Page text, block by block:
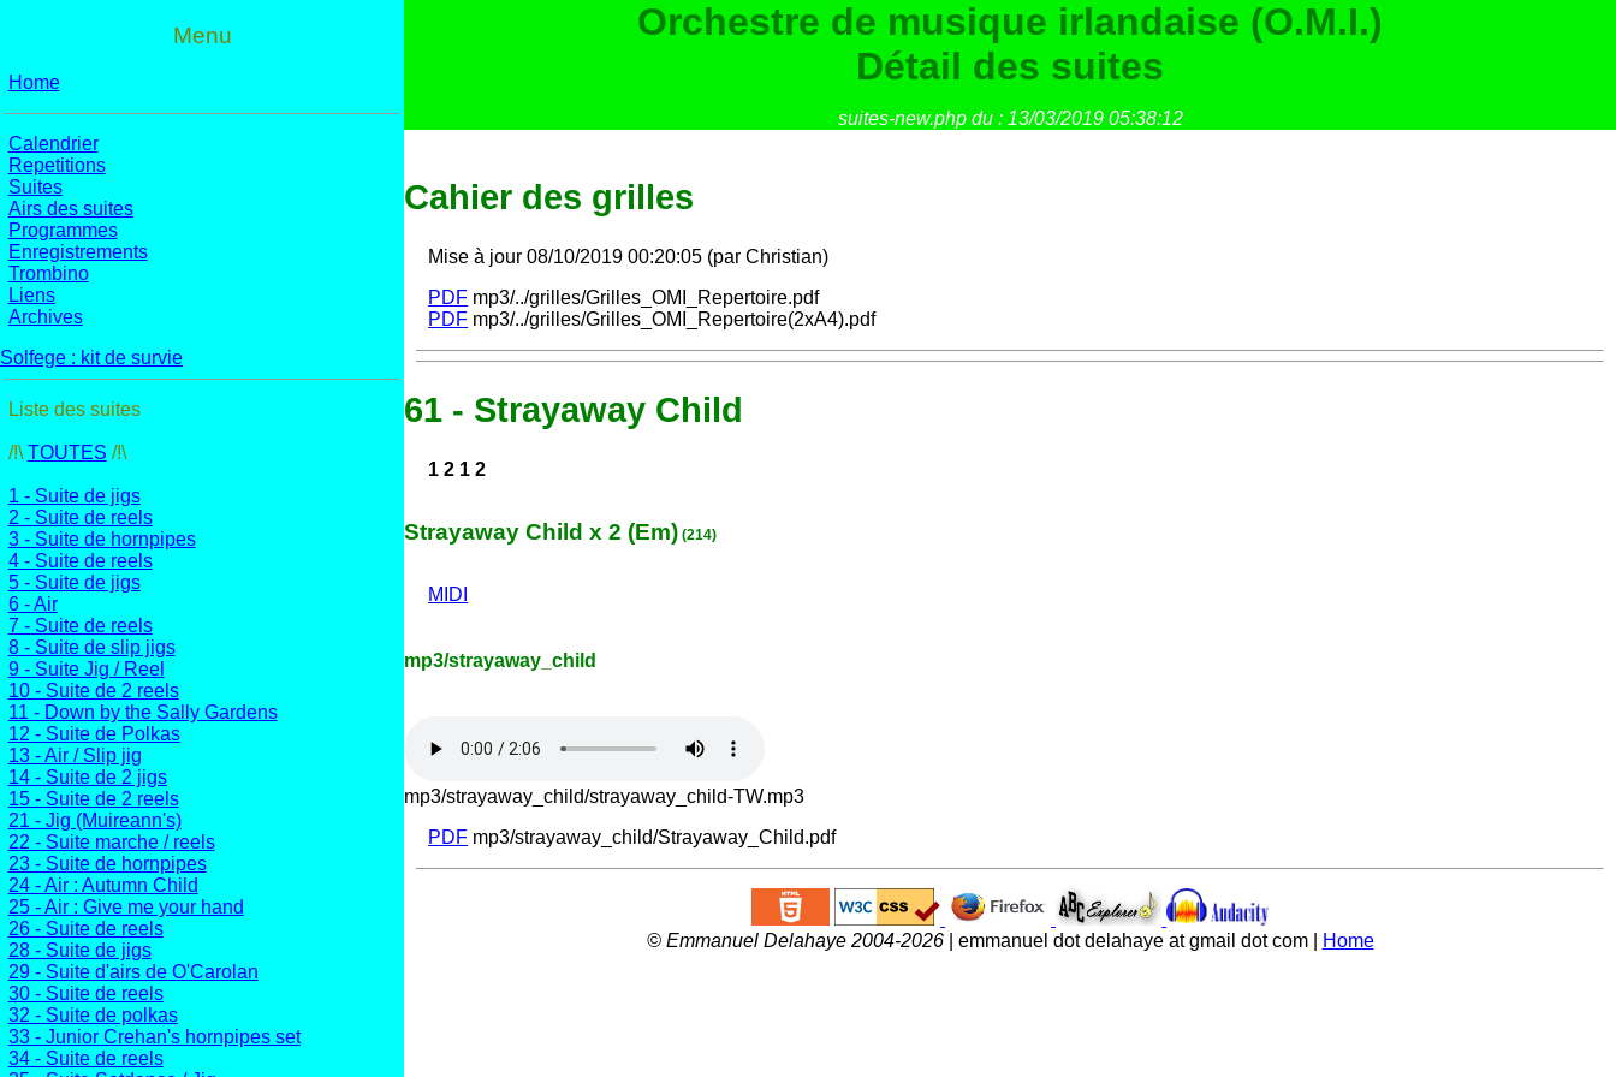
Orchestre de musique irlandaise (O.M.I.)
Détail des suites
suites-new.php du : 13/03/2019 05:38:12
Menu
Home
Calendrier
Repetitions
Suites
Airs des suites
Programmes
Enregistrements
Trombino
Liens
Archives
Solfege : kit de survie
Liste des suites
/!\ TOUTES /!\
1 - Suite de jigs
2 - Suite de reels
3 - Suite de hornpipes
4 - Suite de reels
5 - Suite de jigs
6 - Air
7 - Suite de reels
8 - Suite de slip jigs
9 - Suite Jig / Reel
10 - Suite de 2 reels
11 - Down by the Sally Gardens
12 - Suite de Polkas
13 - Air / Slip jig
14 - Suite de 2 jigs
15 - Suite de 2 reels
21 - Jig (Muireann's)
22 - Suite marche / reels
23 - Suite de hornpipes
24 - Air : Autumn Child
25 - Air : Give me your hand
26 - Suite de reels
28 - Suite de jigs
29 - Suite d'airs de O'Carolan
30 - Suite de reels
32 - Suite de polkas
33 - Junior Crehan's hornpipes set
34 - Suite de reels
Cahier des grilles
Mise à jour 08/10/2019 00:20:05 (par Christian)
PDF mp3/../grilles/Grilles_OMI_Repertoire.pdf
PDF mp3/../grilles/Grilles_OMI_Repertoire(2xA4).pdf
61 - Strayaway Child
1 2 1 2
Strayaway Child x 2 (Em) (214)
MIDI
mp3/strayaway_child
mp3/strayaway_child/strayaway_child-TW.mp3
PDF mp3/strayaway_child/Strayaway_Child.pdf
© Emmanuel Delahaye 2004-2026| emmanuel dot delahaye at gmail dot com | Home